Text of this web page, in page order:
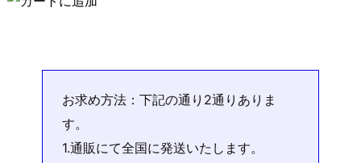
お求め方法：下記の通り2通りありま
す。
1.通販にて全国に発送いたします。